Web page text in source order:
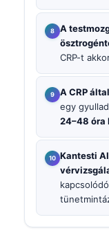
A
CRP-t
A CRP
egy
24–48 óra
Kantesti AI